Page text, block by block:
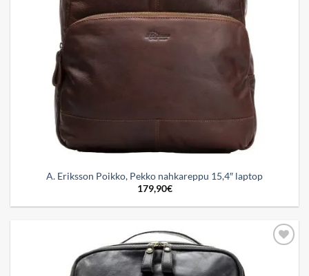
A. Eriksson Poikko, Pekko nahkareppu 15,4″ laptop
179,90€